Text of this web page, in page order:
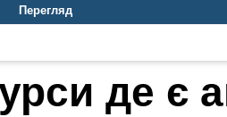
Перегляд
де є